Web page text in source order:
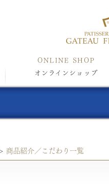
ONLINE SHOP
オンラインショップ
> 商品紹介／こだわり一覧